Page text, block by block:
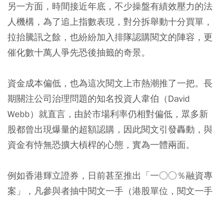
另一方面，時間接近年底，不少操盤有績效壓力的法
人機構，為了追上指數表現，對分拆舉動十分買單，
拉抬騰訊之餘，也紛紛加入排隊認購閱文的陣容，更
催化數十萬人爭先恐後抽籤的奇景。
資金成本偏低，也為這次閱文上市熱潮推了一把。長
期關注公司治理問題的知名投資人韋伯（David
Webb）就直言，由於市場利率仍相對偏低，眾多新
股都曾出現爆量的超額認購，因此閱文引發轟動，與
資金有恃無恐擴大槓桿的心態，實為一體兩面。
例如香港輝立證券，日前甚至推出「一○○％融資專
案」，凡參與者抽中閱文一手（港股單位，閱文一手